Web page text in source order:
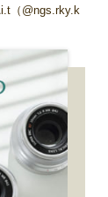
（@ngs.rky.k